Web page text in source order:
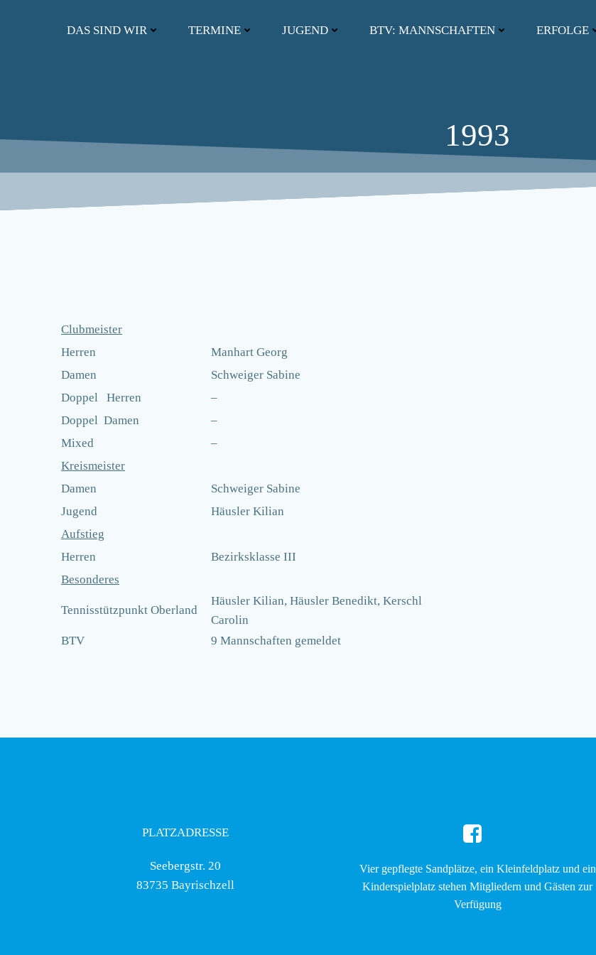
DAS SIND WIR TERMINE JUGEND BTV: MANNSCHAFTEN ERFOLGE
1993
Clubmeister
Herren
Manhart Georg
Damen
Schweiger Sabine
Doppel Herren
–
Doppel Damen
–
Mixed
–
Kreismeister
Damen
Schweiger Sabine
Jugend
Häusler Kilian
Aufstieg
Herren
Bezirksklasse III
Besonderes
Tennisstützpunkt Oberland
Häusler Kilian, Häusler Benedikt, Kerschl
Carolin
BTV
9 Mannschaften gemeldet
PLATZADRESSE
Seebergstr. 20
83735 Bayrischzell
Vier gepflegte Sandplätze, ein Kleinfeldplatz und ein
Kinderspielplatz stehen Mitgliedern und Gästen zur
Verfügung